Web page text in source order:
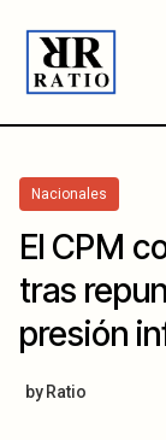
Nacionales
El CPM
tras
presión
by Ratio